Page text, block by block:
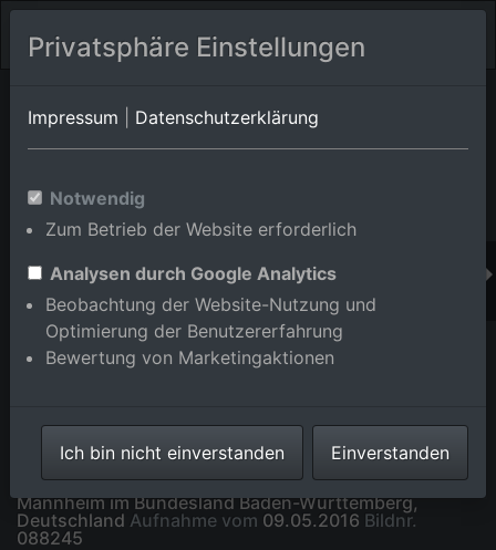
Orts-Album von Mannheim/Neckarstadt-West
Württemberg,Deutschland
Im Shop bestellen
BASF Friesenheim im Ortsteil Neckarstadt-West in
Mannheim im Bundesland Baden-Württemberg,
Deutschland Aufnahme vom 09.05.2016 Bildnr.
088245
Privatsphäre Einstellungen
Impressum Datenschutzerklärung
Notwendig
Zum Betrieb der Website erforderlich
Analysen durch Google Analytics
Beobachtung der Website-Nutzung und
Optimierung der Benutzererfahrung
Bewertung von Marketingaktionen
Ich bin nicht einverstanden Einverstanden